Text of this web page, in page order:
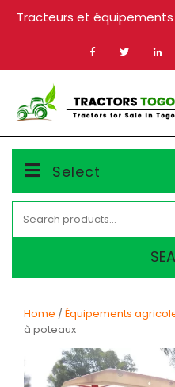
Tracteurs et
Select
for:
Home / Équipements
à poteaux